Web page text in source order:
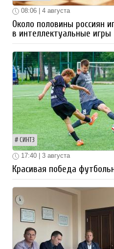
08:06 | 4 августа
Около половины россиян
в интеллектуальные игры
СИНТЗ
17:40 | 3 августа
Красивая победа